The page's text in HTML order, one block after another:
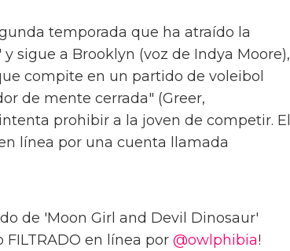
temporada que ha atraído la
sigue a Brooklyn (voz de Indya Moore),
compite en un partido de voleibol
de mente cerrada" (Greer,
prohibir a la joven de competir. El
línea por una cuenta llamada
de 'Moon Girl and Devil Dinosaur'
en línea por @owlphibia!